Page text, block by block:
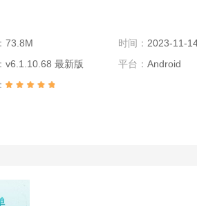
73.8M 时间： 2023-11-
v6.1.10.68 最新版 平台： Android